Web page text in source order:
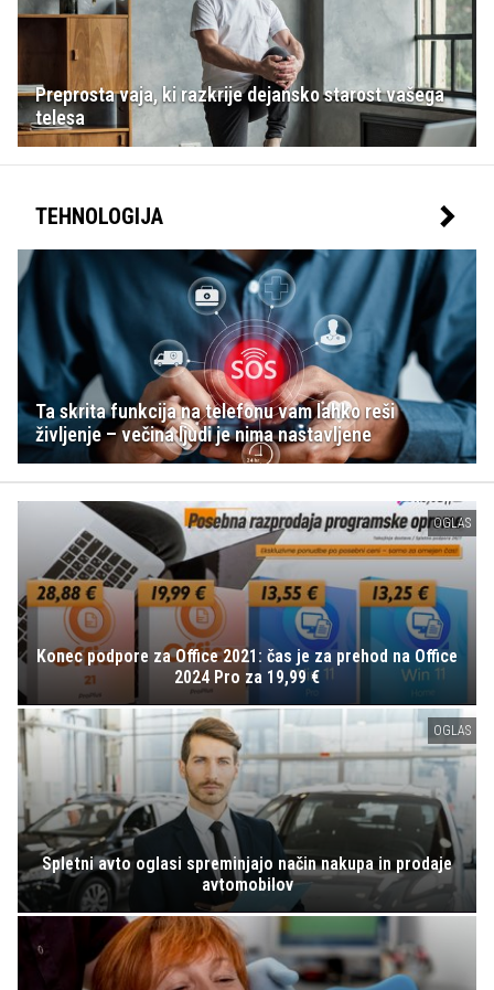
Preprosta vaja, ki razkrije dejansko starost vašega
telesa
TEHNOLOGIJA
Ta skrita funkcija na telefonu vam lahko reši
življenje – večina ljudi je nima nastavljene
OGLAS
Konec podpore za Office 2021: čas je za prehod na Office
2024 Pro za 19,99 €
OGLAS
Spletni avto oglasi spreminjajo način nakupa in prodaje
avtomobilov